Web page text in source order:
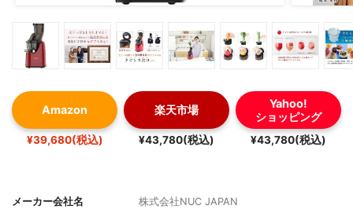
Amazon
¥39,680(税込)
楽天市場
¥43,780(税込)
Yahoo!
ショッピング
¥43,780(税込)
メーカー会社名
株式会社NUC JAPAN